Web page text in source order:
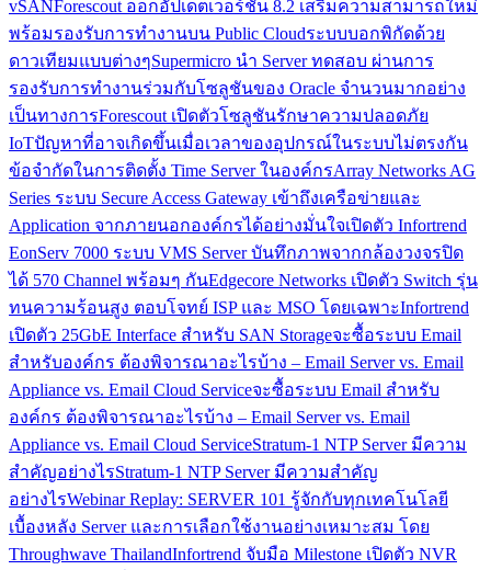
vSANForescout ออกอัปเดตเวอร์ชัน 8.2 เสริมความสามารถใหม่
พร้อมรองรับการทำงานบน Public Cloudระบบบอกพิกัดด้วย
ดาวเทียมแบบต่างๆSupermicro นำ Server ทดสอบ ผ่านการ
รองรับการทำงานร่วมกับโซลูชันของ Oracle จำนวนมากอย่าง
เป็นทางการForescout เปิดตัวโซลูชันรักษาความปลอดภัย
IoTปัญหาที่อาจเกิดขึ้นเมื่อเวลาของอุปกรณ์ในระบบไม่ตรงกัน
ข้อจำกัดในการติดตั้ง Time Server ในองค์กรArray Networks AG
Series ระบบ Secure Access Gateway เข้าถึงเครือข่ายและ
Application จากภายนอกองค์กรได้อย่างมั่นใจเปิดตัว Infortrend
EonServ 7000 ระบบ VMS Server บันทึกภาพจากกล้องวงจรปิด
ได้ 570 Channel พร้อมๆ กันEdgecore Networks เปิดตัว Switch รุ่น
ทนความร้อนสูง ตอบโจทย์ ISP และ MSO โดยเฉพาะInfortrend
เปิดตัว 25GbE Interface สำหรับ SAN Storageจะซื้อระบบ Email
สำหรับองค์กร ต้องพิจารณาอะไรบ้าง – Email Server vs. Email
Appliance vs. Email Cloud Serviceจะซื้อระบบ Email สำหรับ
องค์กร ต้องพิจารณาอะไรบ้าง – Email Server vs. Email
Appliance vs. Email Cloud ServiceStratum-1 NTP Server มีความ
สำคัญอย่างไรStratum-1 NTP Server มีความสำคัญ
อย่างไรWebinar Replay: SERVER 101 รู้จักกับทุกเทคโนโลยี
เบื้องหลัง Server และการเลือกใช้งานอย่างเหมาะสม โดย
Throughwave ThailandInfortrend จับมือ Milestone เปิดตัว NVR